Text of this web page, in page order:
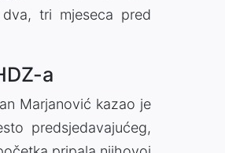
tri mjeseca pred
a
Marjanović kazao je
predsjedavajućeg,